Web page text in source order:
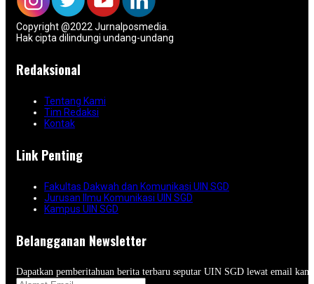
Copyright @2022 Jurnalposmedia.
Hak cipta dilindungi undang-undang
Redaksional
Tentang Kami
Tim Redaksi
Kontak
Link Penting
Fakultas Dakwah dan Komunikasi UIN SGD
Jurusan Ilmu Komunikasi UIN SGD
Kampus UIN SGD
Belangganan Newsletter
Dapatkan pemberitahuan berita terbaru seputar UIN SGD lewat email